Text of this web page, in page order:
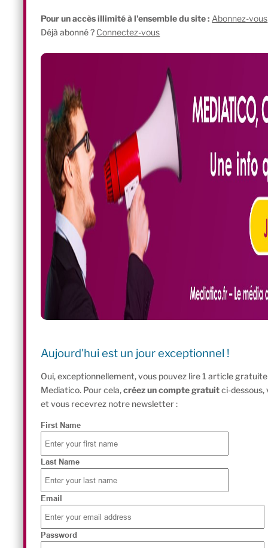
Pour un accès illimité à l'ensemble du site : Abonnez-vous
Déjà abonné ? Connectez-vous
Aujourd'hui est un jour exceptionnel !
Oui, exceptionnellement, vous pouvez lire 1 article
Mediatico. Pour cela,créez un compte gratuitci-dessous,
et vous recevrez notre newsletter :
First Name
Last Name
Email
Password